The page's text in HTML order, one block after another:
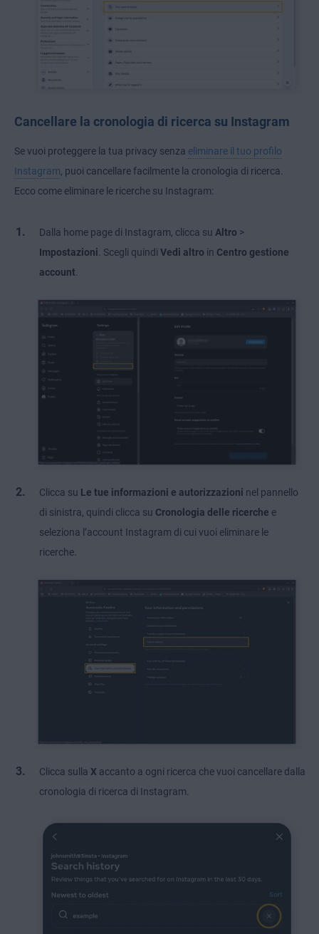
Cancellare la cronologia di ricerca su Instagram
Se vuoi proteggere la tua privacy senza eliminare il tuo profilo
Instagram , puoi cancellare facilmente la cronologia di ricerca.
Ecco come eliminare le ricerche su Instagram:
Dalla home page di Instagram, clicca su Altro >
Impostazioni . Scegli quindi Vedi altro in Centro gestione
account
Clicca su Le tue informazioni e autorizzazioni nel pannello
di sinistra, quindi clicca su Cronologia delle ricerche e
seleziona l’account Instagram di cui vuoi eliminare le
ricerche.
Clicca sulla X accanto a ogni ricerca che vuoi cancellare dalla
cronologia di ricerca di Instagram.